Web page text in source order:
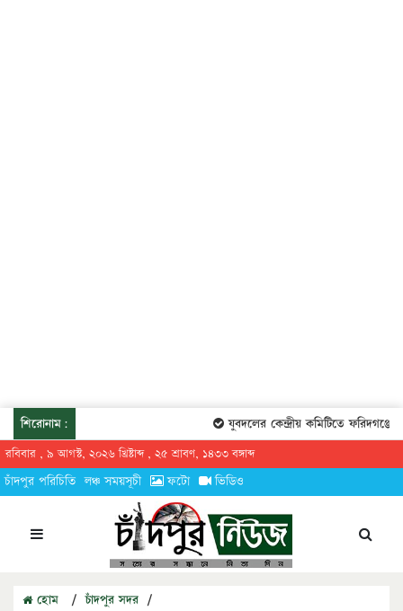
শিরোনাম: যুবদলের কেন্দ্রীয় কমিটিতে ফরিদগঞ্জের
রবিবার , ৯ আগস্ট, ২০২৬ খ্রিষ্টাব্দ , ২৫ শ্রাবণ, ১৪৩৩ বঙ্গাব্দ
চাঁদপুর পরিচিতি লঞ্চ সময়সূচী ফটো ভিডিও
হোম / চাঁদপুর সদর /